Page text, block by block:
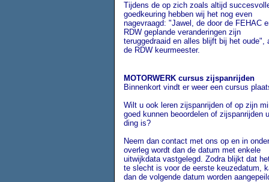
Tijdens de op zich zoals altijd
goedkeuring hebben wij het nog even
nagevraagd: "Jawel, de door de FEHAC
RDW geplande veranderingen zijn
teruggedraaid en alles blijft bij het oude",
de RDW keurmeester.
MOTORWERK cursus zijspanrijden
Binnenkort vindt er weer een cursus
Wilt u ook leren zijspanrijden of op zijn
goed kunnen beoordelen of zijspanrijden
ding is?
Neem dan contact met ons op en in
overleg wordt dan de datum met enkele
uitwijkdata vastgelegd. Zodra blijkt dat
te slecht is voor de eerste keuzedatum,
dan de volgende datum worden